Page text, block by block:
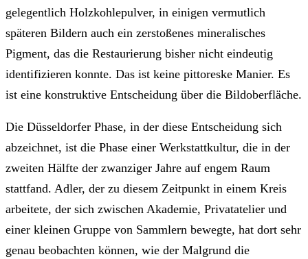
gelegentlich Holzkohlepulver, in einigen vermutlich
späteren Bildern auch ein zerstoßenes mineralisches
Pigment, das die Restaurierung bisher nicht eindeutig
identifizieren konnte. Das ist keine pittoreske Manier. Es
ist eine konstruktive Entscheidung über die Bildoberfläche.
Die Düsseldorfer Phase, in der diese Entscheidung sich
abzeichnet, ist die Phase einer Werkstattkultur, die in der
zweiten Hälfte der zwanziger Jahre auf engem Raum
stattfand. Adler, der zu diesem Zeitpunkt in einem Kreis
arbeitete, der sich zwischen Akademie, Privatatelier und
einer kleinen Gruppe von Sammlern bewegte, hat dort sehr
genau beobachten können, wie der Malgrund die